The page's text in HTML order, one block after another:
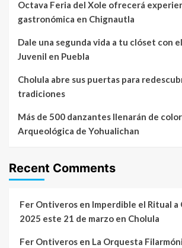
Octava Feria del Xole ofrecerá
gastronómica en Chignautla
Dale una segunda vida a tu clóset con
Juvenil en Puebla
Cholula abre sus puertas para
tradiciones
Más de 500 danzantes llenarán de
Arqueológica de Yohualichan
Recent Comments
Fer Ontiveros en Imperdible el Ritual
2025 este 21 de marzo en Cholula
Fer Ontiveros en La Orquesta